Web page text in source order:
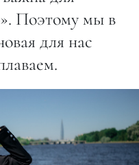
Поэтому мы в
для нас